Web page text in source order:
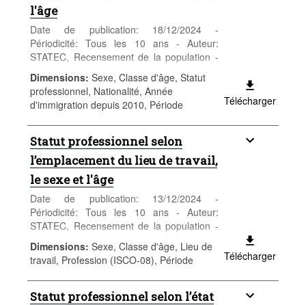
l'âge
Date de publication: 18/12/2024 -
Périodicité: Tous les 10 ans - Auteur:
STATEC, Recensement de la population -
Catégorie: Population et emploi -
Population - Mots-clés: population, sexe,
âge, nationalité, recensement,
démographie
Dimensions: Sexe, Classe d'âge, Statut
professionnel, Nationalité, Année
d'immigration depuis 2010, Période
Télécharger
Statut professionnel selon
l’emplacement du lieu de travail,
le sexe et l'âge
Date de publication: 13/12/2024 -
Périodicité: Tous les 10 ans - Auteur:
STATEC, Recensement de la population -
Catégorie: Population et emploi -
Population - Mots-clés: population, sexe,
âge, nationalité, recensement,
démographie
Dimensions: Sexe, Classe d'âge, Lieu de
travail, Profession (ISCO-08), Période
Télécharger
Statut professionnel selon l’état